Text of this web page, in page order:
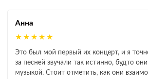
Анна
★★★★★
Это был мой первый их концерт, и я
за песней звучали так истинно, будто
музыкой. Стоит отметить, как они